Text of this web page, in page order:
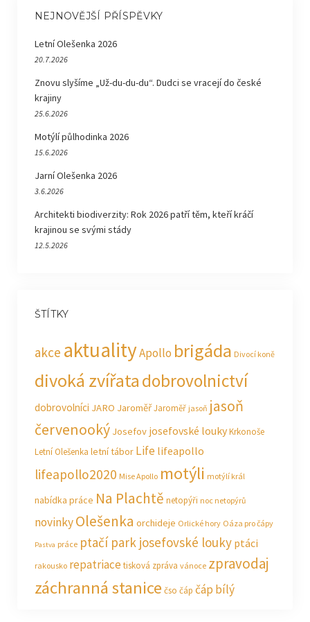
NEJNOVĚJŠÍ PŘÍSPĚVKY
Letní Olešenka 2026
20.7.2026
Znovu slyšíme „Už-du-du-du“. Dudci se vracejí do české
krajiny
25.6.2026
Motýlí půlhodinka 2026
15.6.2026
Jarní Olešenka 2026
3.6.2026
Architekti biodiverzity: Rok 2026 patří těm, kteří kráčí
krajinou se svými stády
12.5.2026
ŠTÍTKY
akce aktualityApollo brigáda Divocí koně
divoká zvířatadobrovolnictví
dobrovolníci JARO JaroměřJaroměř jasoň jasoň
červenooký Josefov josefovské loukyKrkonoše
Letní Olešenka letní tábor Life lifeapollo
lifeapollo2020 Mise Apollo motýli motýlí král
nabídka práce Na Plachtě netopýři noc netopýrů
novinkyOlešenka orchideje Orlické hory Oáza pro čápy
Pastva práce ptačí park josefovské louky ptáci
rakousko repatriacetisková zpráva vánoce zpravodaj
záchranná stanice čso čáp čáp bílý